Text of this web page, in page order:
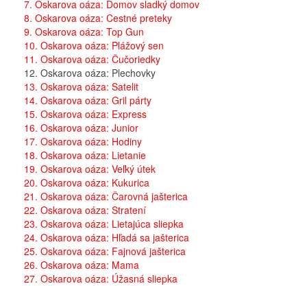
7. Oskarova oáza: Domov sladký domov
8. Oskarova oáza: Cestné preteky
9. Oskarova oáza: Top Gun
10. Oskarova oáza: Plážový sen
11. Oskarova oáza: Čučoriedky
12. Oskarova oáza: Plechovky
13. Oskarova oáza: Satelit
14. Oskarova oáza: Gril párty
15. Oskarova oáza: Express
16. Oskarova oáza: Junior
17. Oskarova oáza: Hodiny
18. Oskarova oáza: Lietanie
19. Oskarova oáza: Veľký útek
20. Oskarova oáza: Kukurica
21. Oskarova oáza: Čarovná jašterica
22. Oskarova oáza: Stratení
23. Oskarova oáza: Lietajúca sliepka
24. Oskarova oáza: Hľadá sa jašterica
25. Oskarova oáza: Fajnová jašterica
26. Oskarova oáza: Mama
27. Oskarova oáza: Úžasná sliepka